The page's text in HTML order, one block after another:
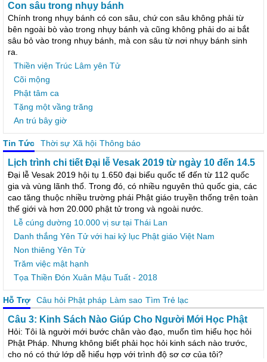
Con sâu trong nhụy bánh
Chính trong nhụy bánh có con sâu, chứ con sâu không phải từ
bên ngoài bò vào trong nhụy bánh và cũng không phải do ai bắt
sâu bỏ vào trong nhụy bánh, mà con sâu từ nơi nhụy bánh sinh
ra.
Thiền viện Trúc Lâm yên Tử
Cõi mộng
Phật tâm ca
Tặng một vầng trăng
An trú bây giờ
Tin Tức Thời sự Xã hội Thông báo
Lịch trình chi tiết Đại lễ Vesak 2019 từ ngày 10 đến 14.5
Đại lễ Vesak 2019 hội tụ 1.650 đại biểu quốc tế đến từ 112 quốc
gia và vùng lãnh thổ. Trong đó, có nhiều nguyên thủ quốc gia, các
cao tăng thuộc nhiều trường phái Phật giáo truyền thống trên toàn
thế giới và hơn 20.000 phật tử trong và ngoài nước.
Lễ cúng dường 10.000 vị sư tại Thái Lan
Danh thắng Yên Tử với hai kỷ lục Phật giáo Việt Nam
Non thiêng Yên Tử
Trăm việc mật hạnh
Tọa Thiền Đón Xuân Mậu Tuất - 2018
Hỗ Trợ Câu hỏi Phật pháp Làm sao Tìm Trẻ lạc
Câu 3: Kinh Sách Nào Giúp Cho Người Mới Học Phật
Hỏi: Tôi là người mới bước chân vào đạo, muốn tìm hiểu học hỏi
Phật Pháp. Nhưng không biết phải học hỏi kinh sách nào trước,
cho nó có thứ lớp dễ hiểu hợp với trình độ sơ cơ của tôi?